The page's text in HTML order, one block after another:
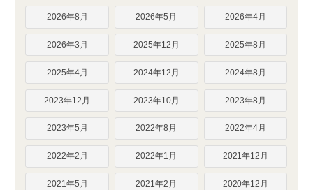
2026年8月 2026年5月 2026年4月
2026年3月 2025年12月 2025年8月
2025年4月 2024年12月 2024年8月
2023年12月 2023年10月 2023年8月
2023年5月 2022年8月 2022年4月
2022年2月 2022年1月 2021年12月
2021年5月 2021年2月 2020年12月